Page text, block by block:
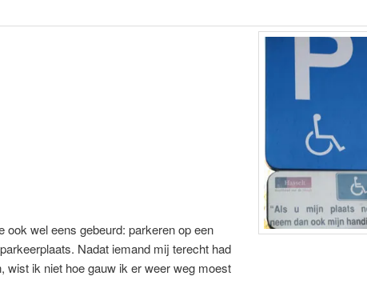
ook wel eens gebeurd: parkeren op een
Nadat iemand mij terecht had
wist ik niet hoe gauw ik er weer weg moest